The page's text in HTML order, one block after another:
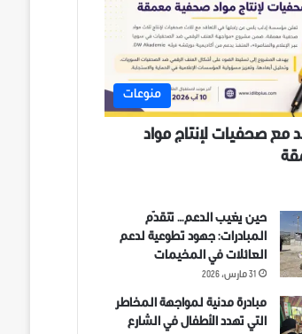
منوعات
مع صحفيات لإنتاج مواد
حين يغيب الدعم… تتقدّم
المبادرات: جهود تطوعية لدعم
العائلات في المخيمات
31 مارس، 2026
مبادرة مدنية لمواجهة المخاطر
التي تهدد الأطفال في الشارع